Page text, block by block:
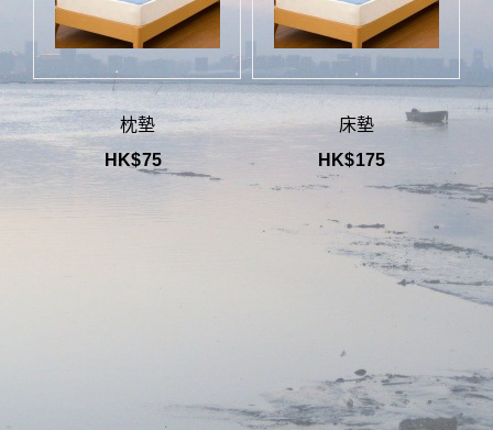
枕墊
HK$75
床墊
HK$175